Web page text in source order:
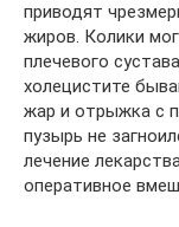
приводят
жиров. Колики
плечевого
холецистите
жар и отрыжка с
пузырь не
лечение
оперативное